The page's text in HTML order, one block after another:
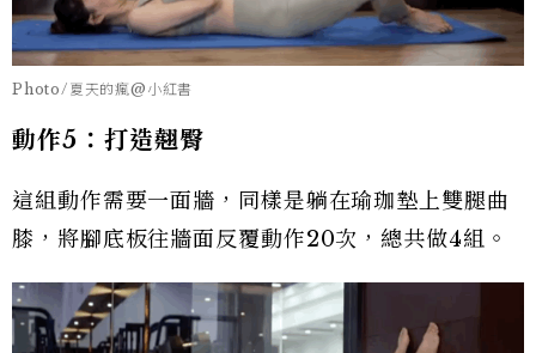
Photo/夏天的瘋@小紅書
動作5：打造翹臀
這組動作需要一面牆，同樣是躺在瑜珈墊上雙腿曲
膝，將腳底板往牆面反覆動作20次，總共做4組。